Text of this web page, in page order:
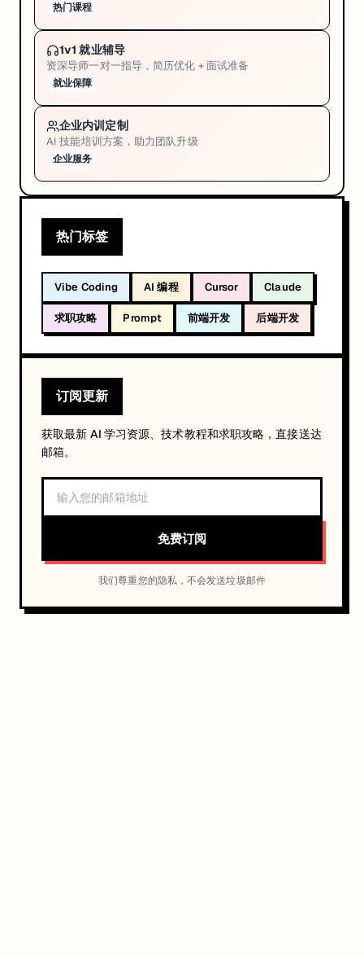
热门课程
1v1 就业辅导
资深导师一对一指导，简历优化 + 面试准备
就业保障
企业内训定制
AI 技能培训方案，助力团队升级
企业服务
热门标签
Vibe Coding AI 编程 Cursor Claude
求职攻略 Prompt 前端开发 后端开发
订阅更新
获取最新 AI 学习资源、技术教程和求职攻略，直接送达
邮箱。
免费订阅
我们尊重您的隐私，不会发送垃圾邮件